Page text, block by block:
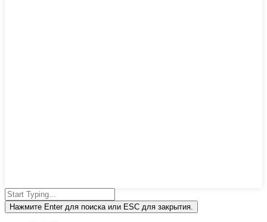
Нажмите Enter для поиска или ESC для закрытия.